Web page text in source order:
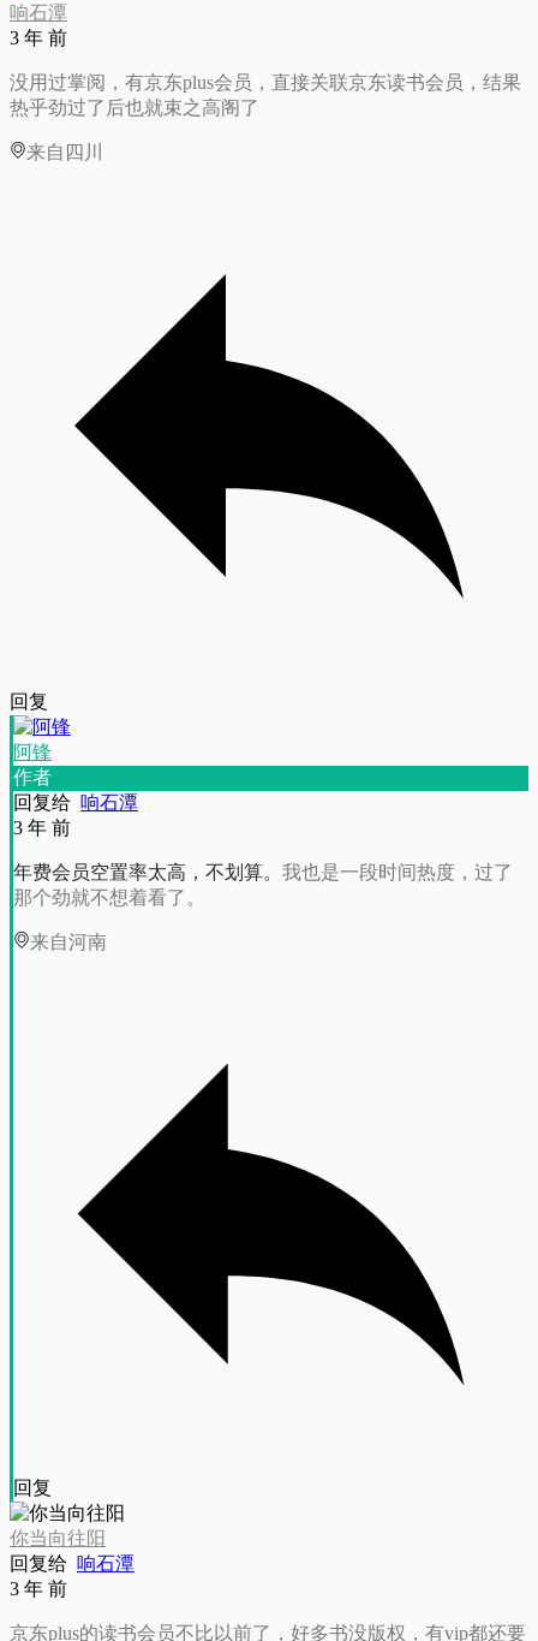
响石潭
3 年 前
没用过掌阅，有京东plus会员，直接关联京东读书会员，结果
热乎劲过了后也就束之高阁了
来自四川
回复
阿锋
作者
回复给 响石潭
3 年 前
年费会员空置率太高，不划算。 我也是一段时间热度，过了
那个劲就不想着看了。
来自河南
回复
你当向往阳
回复给 响石潭
3 年 前
京东plus的读书会员不比以前了，好多书没版权，有vip都还要